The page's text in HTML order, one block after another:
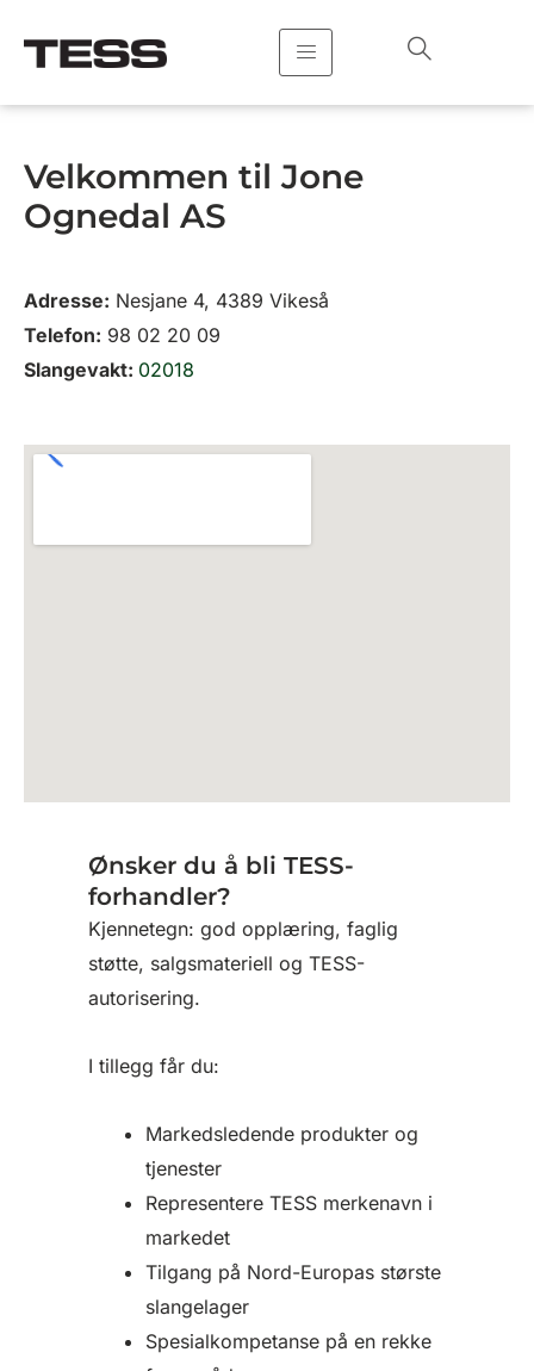
rett
Velkommen til Jone
Ognedal AS
Adresse: Nesjane 4, 4389 Vikeså
Telefon: 98 02 20 09
Slangevakt: 02018
Ønsker du å bli TESS-
forhandler?
Kjennetegn: god opplæring, faglig
støtte, salgsmateriell og TESS-
autorisering.
I tillegg får du:
Markedsledende produkter og
tjenester
Representere TESS merkenavn i
markedet
Tilgang på Nord-Europas største
slangelager
Spesialkompetanse på en rekke